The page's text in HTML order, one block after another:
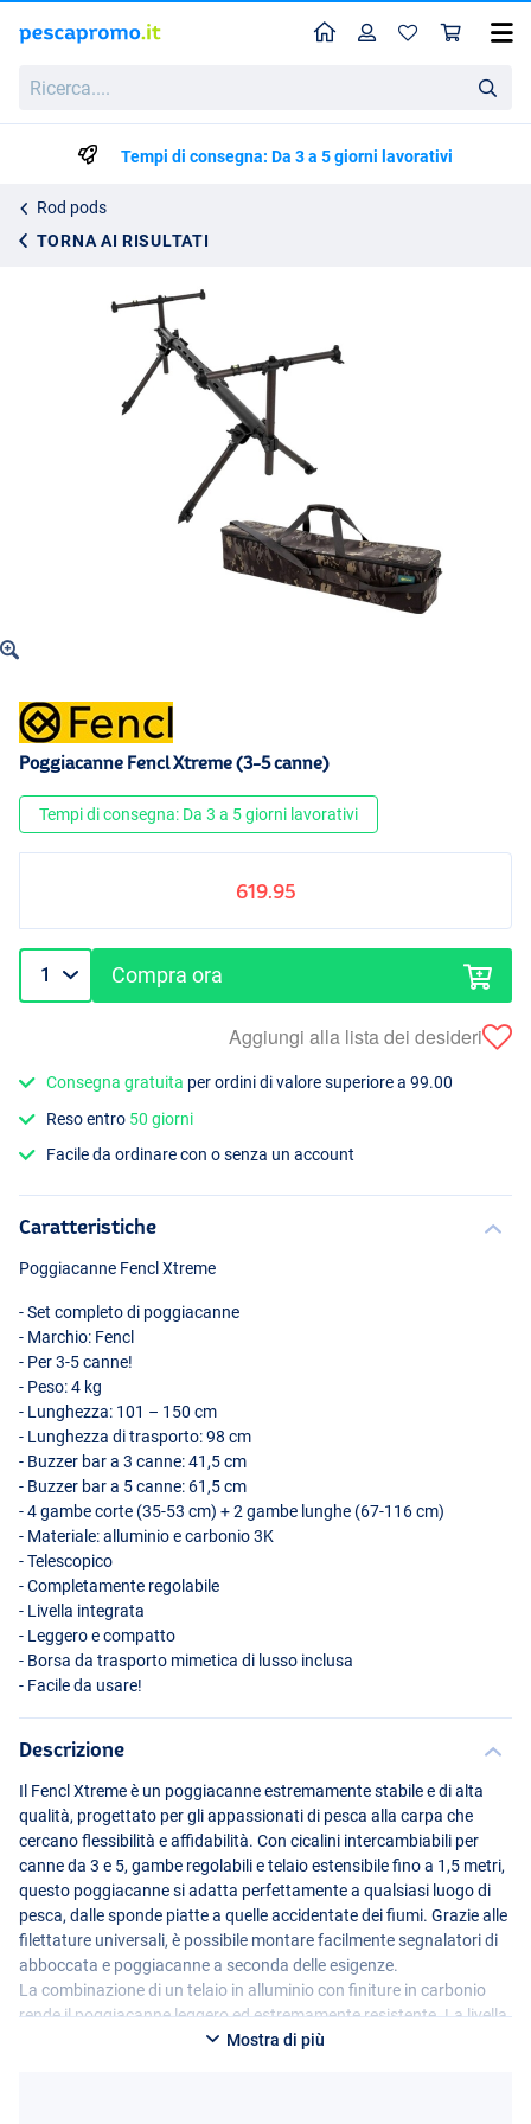
HomeProfilo
Tempi di consegna: Da 3 a 5 giorni lavorativi
Rod pods
TORNA AI RISULTATI
Poggiacanne Fencl Xtreme (3-5 canne)
Poggiacanne Fencl Xtreme (3-5 canne)
Tempi di consegna: Da 3 a 5 giorni lavorativi
619.95
Compra ora
Aggiungi alla lista dei desideri
Consegna gratuita per ordini di valore superiore a 99.00
Reso entro 50 giorni
Facile da ordinare con o senza un account
Caratteristiche
Poggiacanne Fencl Xtreme
- Set completo di poggiacanne
- Marchio: Fencl
- Per 3-5 canne!
- Peso: 4 kg
- Lunghezza: 101 – 150 cm
- Lunghezza di trasporto: 98 cm
- Buzzer bar a 3 canne: 41,5 cm
- Buzzer bar a 5 canne: 61,5 cm
- 4 gambe corte (35-53 cm) + 2 gambe lunghe (67-116 cm)
- Materiale: alluminio e carbonio 3K
- Telescopico
- Completamente regolabile
- Livella integrata
- Leggero e compatto
- Borsa da trasporto mimetica di lusso inclusa
- Facile da usare!
Descrizione
Il Fencl Xtreme è un poggiacanne estremamente stabile e di alta
qualità, progettato per gli appassionati di pesca alla carpa che
cercano flessibilità e affidabilità. Con cicalini intercambiabili per
canne da 3 e 5, gambe regolabili e telaio estensibile fino a 1,5 metri,
questo poggiacanne si adatta perfettamente a qualsiasi luogo di
pesca, dalle sponde piatte a quelle accidentate dei fiumi. Grazie alle
filettature universali, è possibile montare facilmente segnalatori di
abboccata e poggiacanne a seconda delle esigenze.
La combinazione di un telaio in alluminio con finiture in carbonio
rende il poggiacanne leggero ed estremamente resistente. La livella
integrata e gli angoli regolabili in continuo assicurano un perfetto
Mostra di più